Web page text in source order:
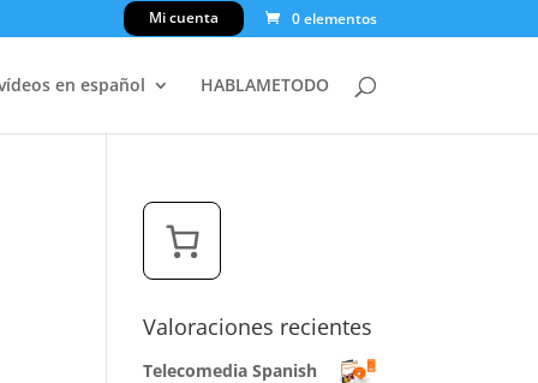
Mi cuenta 0 elementos
en español HABLAMETODO
Valoraciones recientes
Telecomedia Spanish